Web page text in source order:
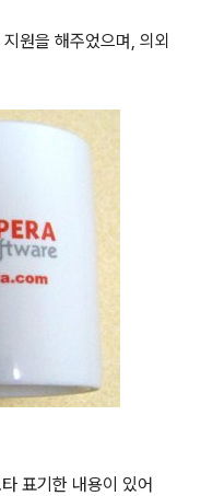
원을 해주었으며, 의외
표기한 내용이 있어